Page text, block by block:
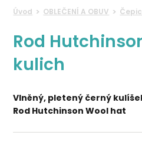
Úvod OBLEČENÍ A OBUV
Rod
kulich
Vlněný, pletený černý
Rod Hutchinson Wool hat